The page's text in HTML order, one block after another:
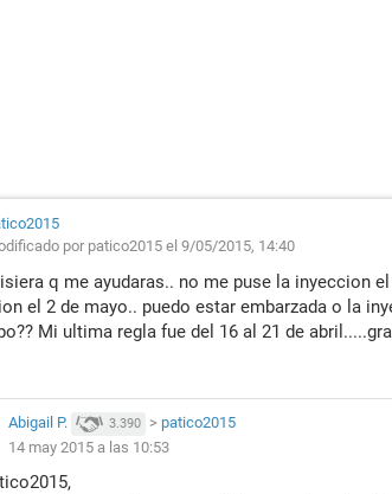
por patico2015 el 9/05/2015, 14:40
q me ayudaras.. no me puse la inyeccion
el 2 de mayo.. puedo estar embarzada o la
Mi ultima regla fue del 16 al 21 de
Abigail P. 3.390 > patico2015
14 may 2015 a las 10:53